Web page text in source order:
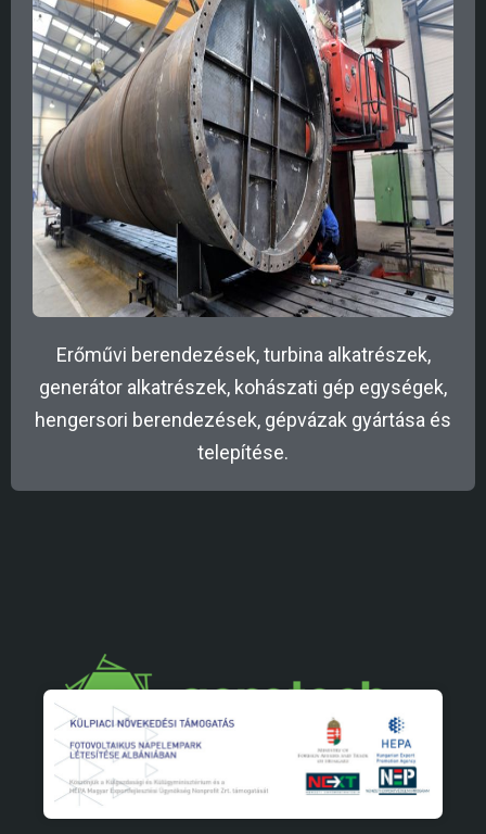
Erőművi berendezések, turbina alkatrészek,
generátor alkatrészek, kohászati gép egységek,
hengersori berendezések, gépvázak gyártása és
telepítése.